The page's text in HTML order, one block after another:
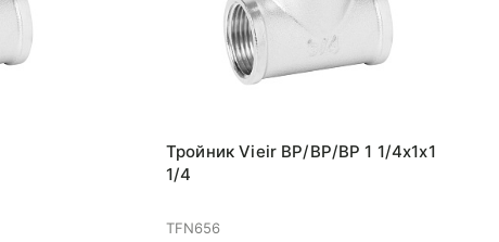
Тройник Vieir ВР/ВР/ВР 1 1/4x1x1
1/4
TFN656